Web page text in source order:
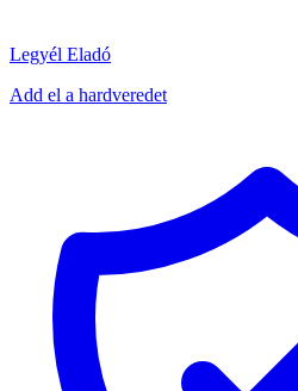
Legyél Eladó
Add el a hardveredet